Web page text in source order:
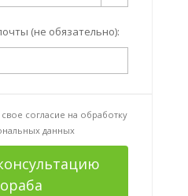
(не обязательно):
согласие на обработку
данных